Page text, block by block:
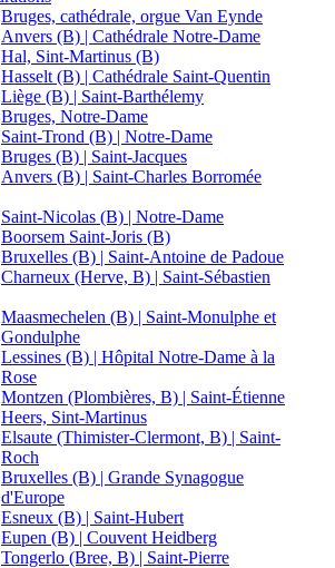
Bruges, cathédrale, orgue Van Eynde
Anvers (B) | Cathédrale Notre-Dame
Hal, Sint-Martinus (B)
Hasselt (B) | Cathédrale Saint-Quentin
Liège (B) | Saint-Barthélemy
Bruges, Notre-Dame
Saint-Trond (B) | Notre-Dame
Bruges (B) | Saint-Jacques
Anvers (B) | Saint-Charles Borromée
Saint-Nicolas (B) | Notre-Dame
Boorsem Saint-Joris (B)
Bruxelles (B) | Saint-Antoine de Padoue
Charneux (Herve, B) | Saint-Sébastien
Maasmechelen (B) | Saint-Monulphe et
Gondulphe
Lessines (B) | Hôpital Notre-Dame à la
Rose
Montzen (Plombières, B) | Saint-Étienne
Heers, Sint-Martinus
Elsaute (Thimister-Clermont, B) | Saint-
Roch
Bruxelles (B) | Grande Synagogue
d'Europe
Esneux (B) | Saint-Hubert
Eupen (B) | Couvent Heidberg
Tongerlo (Bree, B) | Saint-Pierre